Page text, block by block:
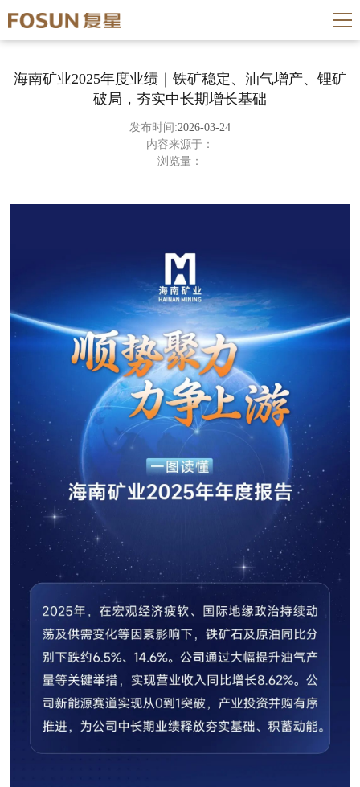
海南矿业2025年度业绩｜铁矿稳定、油气增产、锂矿
破局，夯实中长期增长基础
发布时间:2026-03-24
内容来源于：
浏览量：